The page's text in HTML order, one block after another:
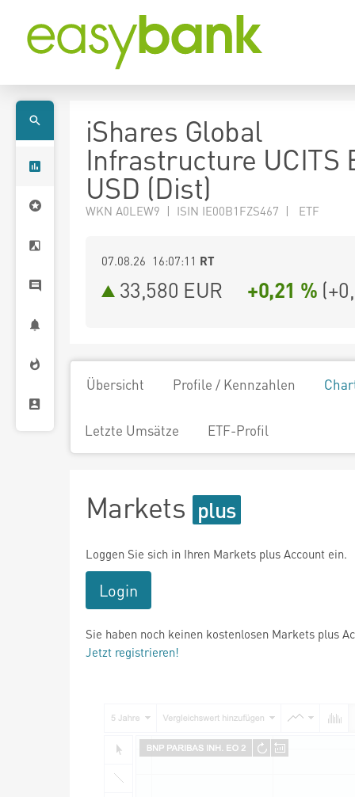
iShares Global
Infrastructure UCITS
USD (Dist)
WKN A0LEW9 | ISIN IE00B1FZS467 | ETF
07.08.26 16:07:11 RT
33,580 EUR +0,21 % (
Übersicht Profile / Kennzahlen
Letzte Umsätze ETF-Profil
Markets
Loggen Sie sich in Ihren Markets plus Account ein.
Login
Sie haben noch keinen kostenlosen Markets plus
Jetzt registrieren!